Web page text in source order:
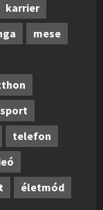
karrier
mese
sport
telefon
életmód